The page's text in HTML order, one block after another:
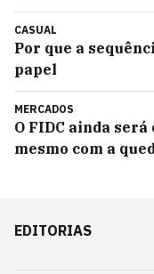
CASUAL
Por que a
papel
MERCADOS
O FIDC ainda
mesmo com a
EDITORIAS